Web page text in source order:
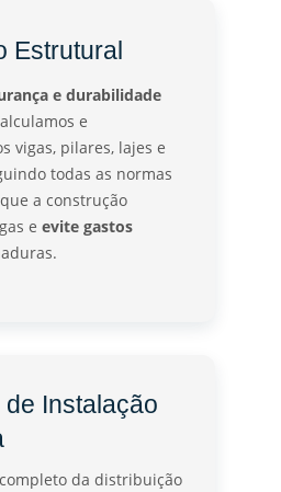
Estrutural
e durabilidade
e
vigas, pilares, lajes e
todas as normas
a construção
e evite gastos
de Instalação
da distribuição